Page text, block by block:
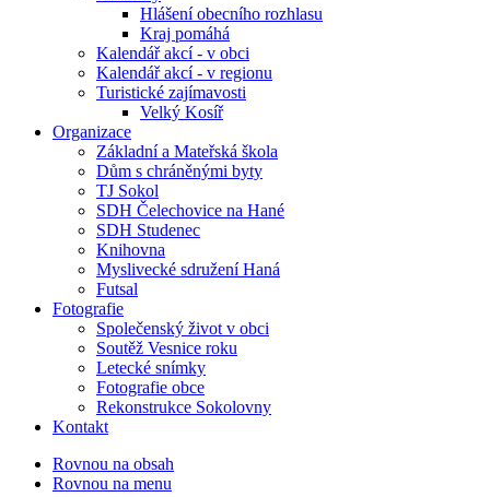
Hlášení obecního rozhlasu
Kraj pomáhá
Kalendář akcí - v obci
Kalendář akcí - v regionu
Turistické zajímavosti
Velký Kosíř
Organizace
Základní a Mateřská škola
Dům s chráněnými byty
TJ Sokol
SDH Čelechovice na Hané
SDH Studenec
Knihovna
Myslivecké sdružení Haná
Futsal
Fotografie
Společenský život v obci
Soutěž Vesnice roku
Letecké snímky
Fotografie obce
Rekonstrukce Sokolovny
Kontakt
Rovnou na obsah
Rovnou na menu